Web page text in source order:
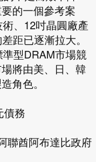
的一個參考案
、12吋晶圓廠產
距已逐漸拉大。
型DRAM市場競
將由美、日、韓
角色。
債務
聯酋阿布達比政府